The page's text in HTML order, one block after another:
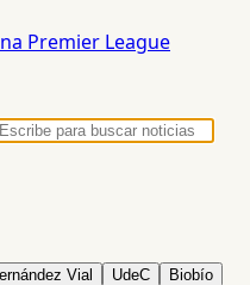
Premier League
Vial UdeC Biobío